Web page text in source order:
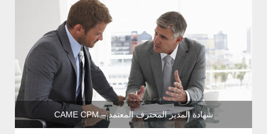
شهادة المدير المحترف المعتمد – CAME CPM